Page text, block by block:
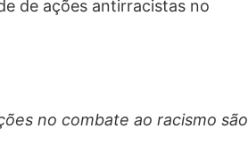
no combate ao racismo são